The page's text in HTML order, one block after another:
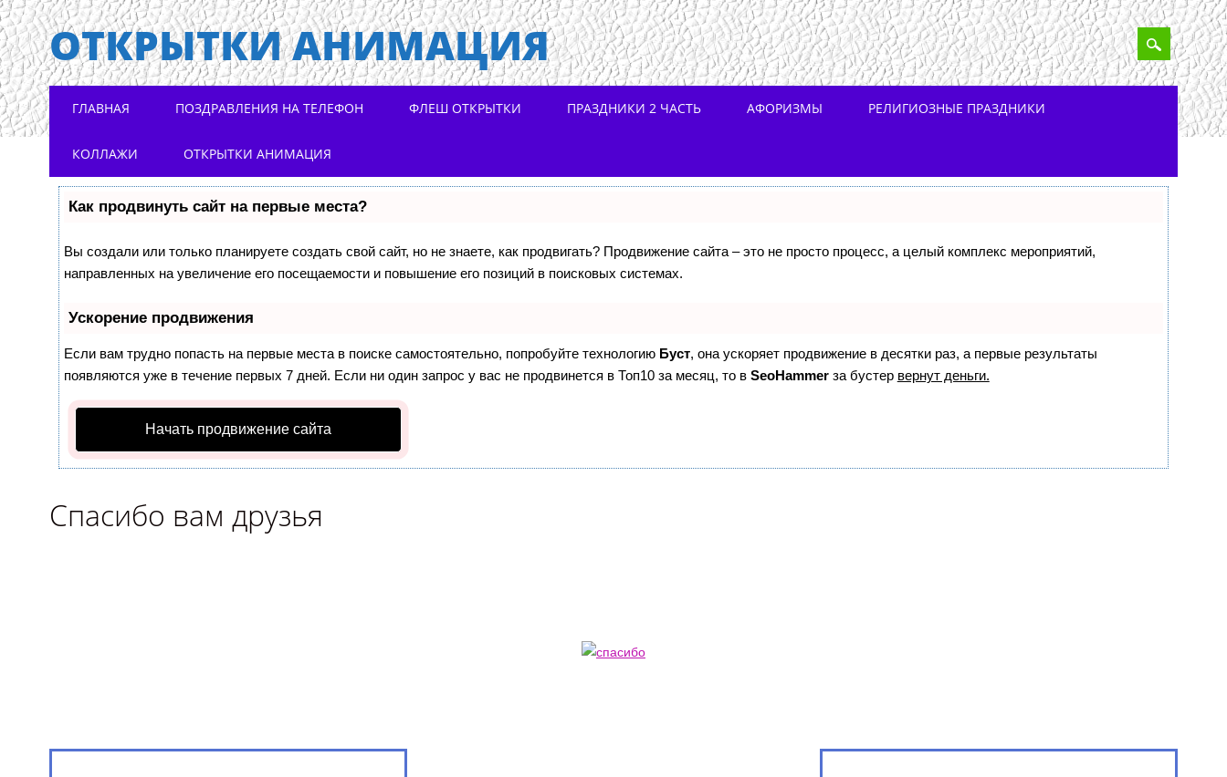
ОТКРЫТКИ АНИМАЦИЯ
Main menu
Skip to content
ГЛАВНАЯ ПОЗДРАВЛЕНИЯ НА ТЕЛЕФОН ФЛЕШ ОТКРЫТКИ ПРАЗДНИКИ 2 ЧАСТЬ АФОРИЗМЫ РЕЛИГИОЗНЫЕ ПРАЗДНИКИ
КОЛЛАЖИ ОТКРЫТКИ АНИМАЦИЯ
Как продвинуть сайт на первые места?
Вы создали или только планируете создать свой сайт, но не знаете, как продвигать? Продвижение сайта – это не просто процесс, а целый комплекс мероприятий,
направленных на увеличение его посещаемости и повышение его позиций в поисковых системах.
Ускорение продвижения
Если вам трудно попасть на первые места в поиске самостоятельно, попробуйте технологию Буст, она ускоряет продвижение в десятки раз, а первые результаты
появляются уже в течение первых 7 дней. Если ни один запрос у вас не продвинется в Топ10 за месяц, то в SeoHammerза бустер вернут деньги.
Начать продвижение сайта
Спасибо вам друзья